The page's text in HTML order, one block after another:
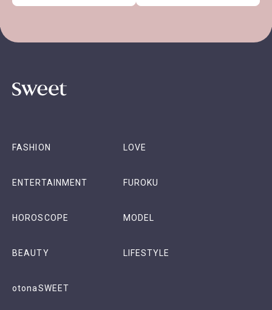
FASHION LOVE
ENTERTAINMENT FUROKU
HOROSCOPE MODEL
BEAUTY LIFESTYLE
otonaSWEET